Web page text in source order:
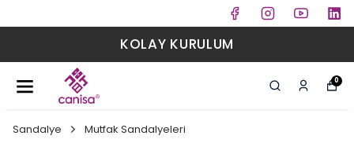
KOLAY KURULUM
0
Sandalye Mutfak Sandalyeleri